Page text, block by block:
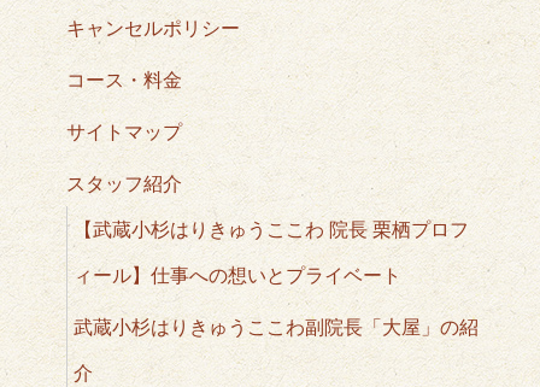
キャンセルポリシー
コース・料金
サイトマップ
スタッフ紹介
【武蔵小杉はりきゅうここわ 院長 栗栖プロフ
ィール】仕事への想いとプライベート
武蔵小杉はりきゅうここわ副院長「大屋」の紹
介